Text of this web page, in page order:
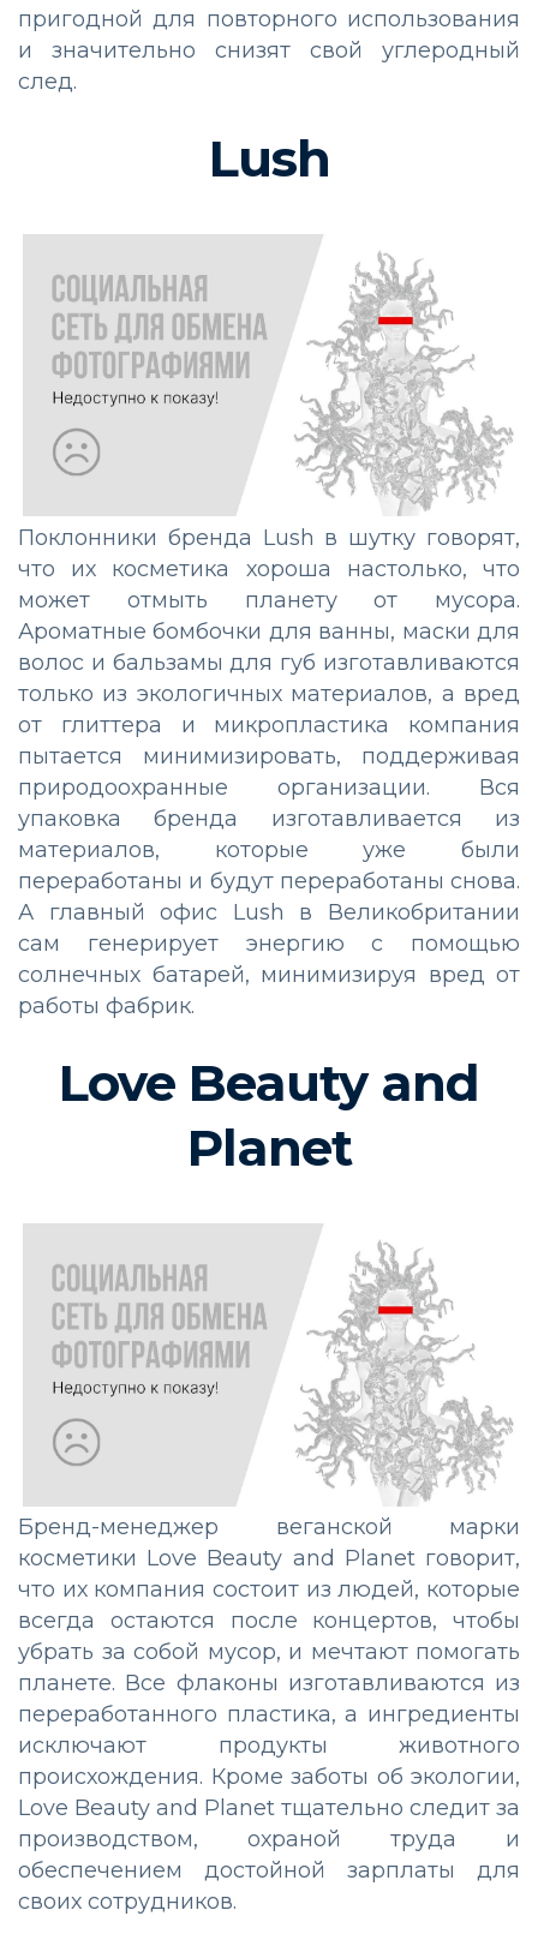
пригодной для повторного использования
и значительно снизят свой углеродный
след.
Lush
Поклонники бренда Lush в шутку говорят,
что их косметика хороша настолько, что
может отмыть планету от мусора.
Ароматные бомбочки для ванны, маски для
волос и бальзамы для губ изготавливаются
только из экологичных материалов, а вред
от глиттера и микропластика компания
пытается минимизировать, поддерживая
природоохранные организации. Вся
упаковка бренда изготавливается из
материалов, которые уже были
переработаны и будут переработаны снова.
А главный офис Lush в Великобритании
сам генерирует энергию с помощью
солнечных батарей, минимизируя вред от
работы фабрик.
Love Beauty and
Planet
Бренд-менеджер веганской марки
косметики Love Beauty and Planet говорит,
что их компания состоит из людей, которые
всегда остаются после концертов, чтобы
убрать за собой мусор, и мечтают помогать
планете. Все флаконы изготавливаются из
переработанного пластика, а ингредиенты
исключают продукты животного
происхождения. Кроме заботы об экологии,
Love Beauty and Planet тщательно следит за
производством, охраной труда и
обеспечением достойной зарплаты для
своих сотрудников.